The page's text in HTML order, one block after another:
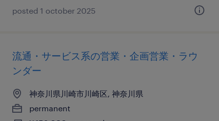
posted 1 october 2025
流通・サービス系の営業・企画営業・ラウ
ンダー
神奈川県川崎市川崎区, 神奈川県
permanent